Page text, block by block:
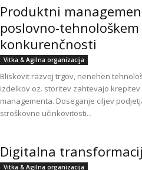
Produktni
poslovno-
konkurenčnosti
Vitka & Agilna organizacija
Bliskovit razvoj trgov, nenehen
izdelkov oz. storitev zahtevajo
managementa. Doseganje ciljev
stroškovne učinkovitosti...
Digitalna
Vitka & Agilna organizacija